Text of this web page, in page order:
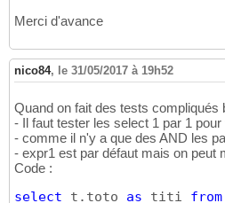
Merci d'avance
nico84, le 31/05/2017 à 19h52
Quand on fait des tests compliqués
- Il faut tester les select 1 par 1
- comme il n'y a que des AND les
- expr1 est par défaut mais on peut
Code :
select t.toto as titi from